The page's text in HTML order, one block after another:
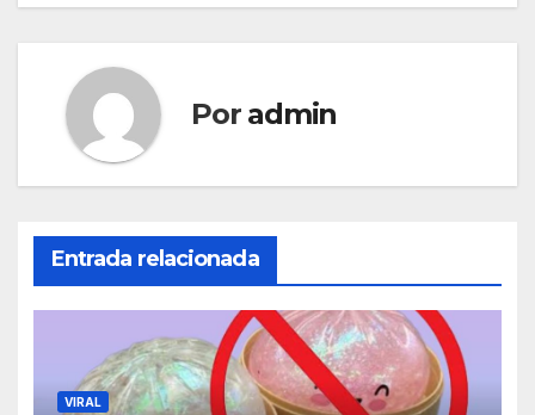
Por admin
Entrada relacionada
VIRAL